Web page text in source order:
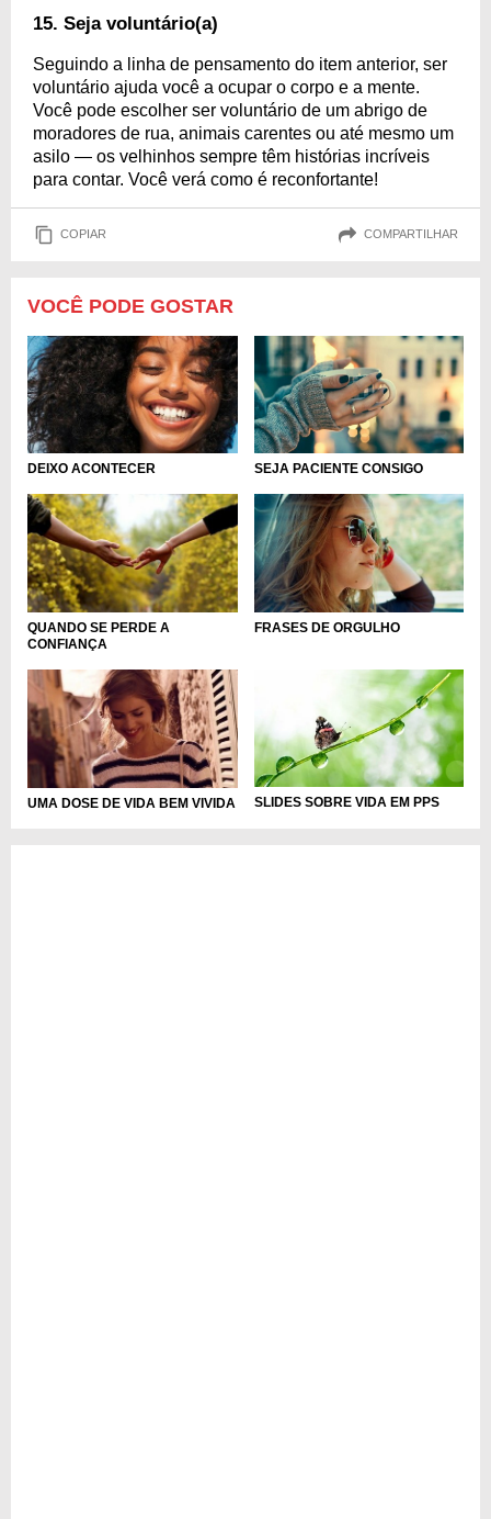
15. Seja voluntário(a)
Seguindo a linha de pensamento do item anterior, ser
voluntário ajuda você a ocupar o corpo e a mente.
Você pode escolher ser voluntário de um abrigo de
moradores de rua, animais carentes ou até mesmo um
asilo — os velhinhos sempre têm histórias incríveis
para contar. Você verá como é reconfortante!
COPIAR COMPARTILHAR
VOCÊ PODE GOSTAR
DEIXO ACONTECER SEJA PACIENTE CONSIGO
QUANDO SE PERDE A
CONFIANÇA
FRASES DE ORGULHO
UMA DOSE DE VIDA BEM VIVIDA SLIDES SOBRE VIDA EM PPS